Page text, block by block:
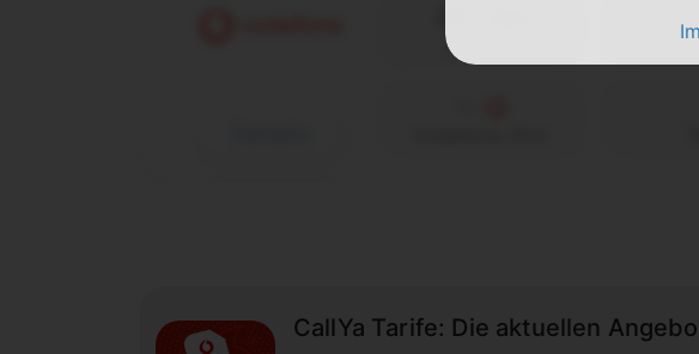
Laufzeit
CallYa Tarife: Die aktuellen